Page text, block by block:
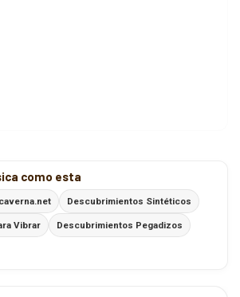
como esta
Descubrimientos Sintéticos
Vibrar Descubrimientos Pegadizos